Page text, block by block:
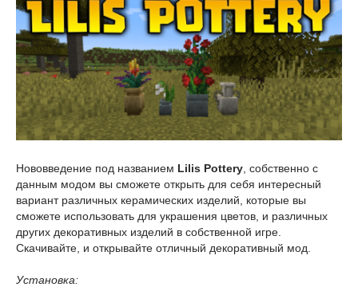
Нововведение под названием Lilis Pottery , собственно с
данным модом вы сможете открыть для себя интересный
вариант различных керамических изделий, которые вы
сможете использовать для украшения цветов, и различных
других декоративных изделий в собственной игре.
Скачивайте, и открывайте отличный декоративный мод.
Установка: